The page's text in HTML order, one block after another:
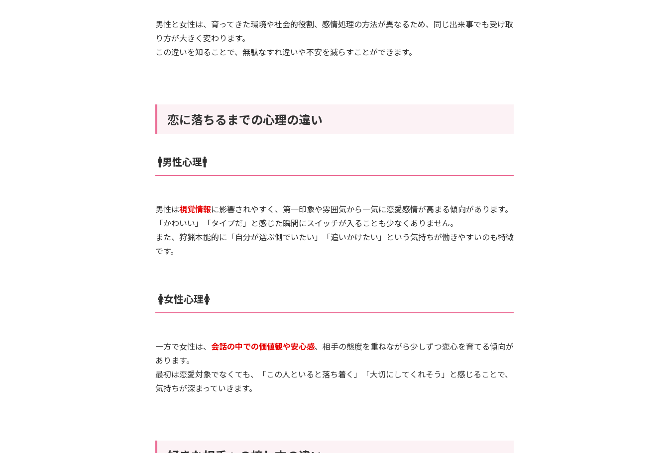
男性と女性は、育ってきた環境や社会的役割、感情処理の方法が異なるため、同じ出来事でも受け取
り方が大きく変わります。
この違いを知ることで、無駄なすれ違いや不安を減らすことができます。
恋に落ちるまでの心理の違い
🚹男性心理🚹
男性は視覚情報に影響されやすく、第一印象や雰囲気から一気に恋愛感情が高まる傾向があります。
「かわいい」「タイプだ」と感じた瞬間にスイッチが入ることも少なくありません。
また、狩猟本能的に「自分が選ぶ側でいたい」「追いかけたい」という気持ちが働きやすいのも特徴
です。
🚺女性心理🚺
一方で女性は、 会話の中での価値観や安心感、相手の態度を重ねながら少しずつ恋心を育てる傾向が
あります。
最初は恋愛対象でなくても、「この人といると落ち着く」「大切にしてくれそう」と感じることで、
気持ちが深まっていきます。